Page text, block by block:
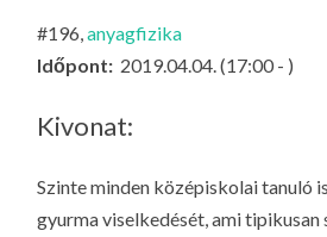
#196,anyagfizika
Időpont: 2019.04.04. (17:00 - )
Kivonat:
Szinte minden középiskolai tanuló
gyurma viselkedését, ami